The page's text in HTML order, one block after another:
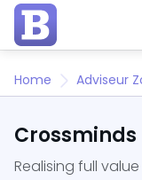
Home Adviseur
Crossminds
Realising full value